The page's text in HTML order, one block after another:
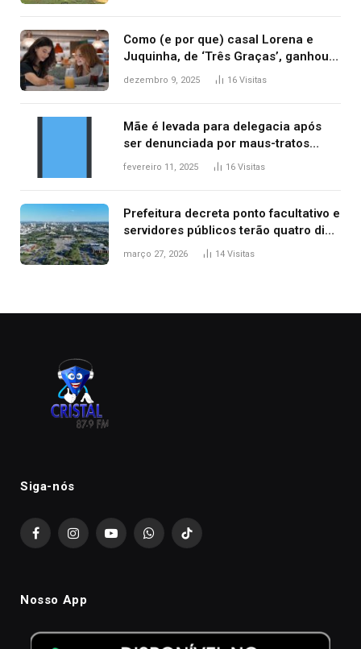
Como (e por que) casal Lorena e
Juquinha, de ‘Três Graças’, ganhou
repercussão internacional
dezembro 9, 2025 16 Visitas
Mãe é levada para delegacia após
ser denunciada por maus-tratos
contra dois filhos, diz polícia
fevereiro 11, 2025 16 Visitas
Prefeitura decreta ponto facultativo e
servidores públicos terão quatro dias
de folga na Semana Santa
março 27, 2026 14 Visitas
Siga-nós
FacebookInstagramYouTubeWhatsAppTikTok
Nosso App